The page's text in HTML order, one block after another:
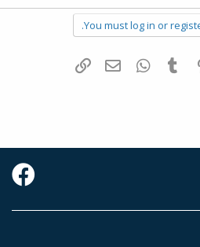
You must log in or
Pinterest
Tumblr
WhatsAppדואר אלקטרוני